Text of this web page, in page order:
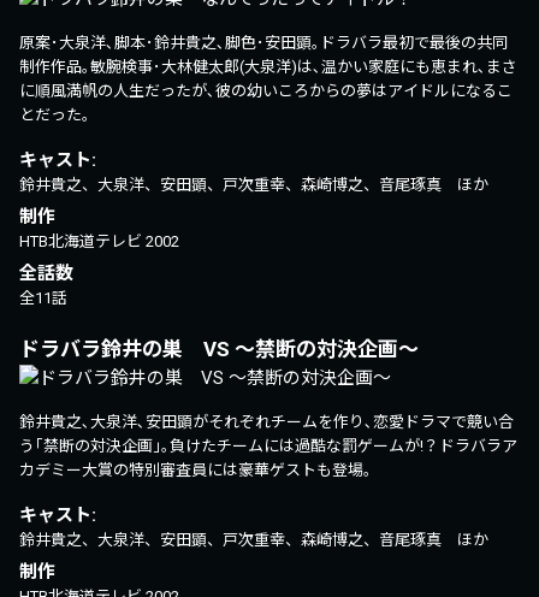
原案･大泉洋､脚本･鈴井貴之､脚色･安田顕｡ドラバラ最初で最後の共同
制作作品｡敏腕検事･大林健太郎(大泉洋)は､温かい家庭にも恵まれ､まさ
に順風満帆の人生だったが､彼の幼いころからの夢はアイドルになるこ
とだった｡
キャスト:
鈴井貴之、大泉洋、安田顕、戸次重幸、森崎博之、音尾琢真 ほか
制作
HTB北海道テレビ 2002
全話数
全11話
ドラバラ鈴井の巣 VS ～禁断の対決企画～
鈴井貴之､大泉洋､安田顕がそれぞれチームを作り､恋愛ドラマで競い合
う｢禁断の対決企画｣｡負けたチームには過酷な罰ゲームが!？ドラバラア
カデミー大賞の特別審査員には豪華ゲストも登場｡
キャスト:
鈴井貴之、大泉洋、安田顕、戸次重幸、森崎博之、音尾琢真 ほか
制作